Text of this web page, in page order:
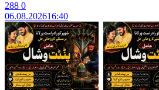
288 0
06.08.202616:40